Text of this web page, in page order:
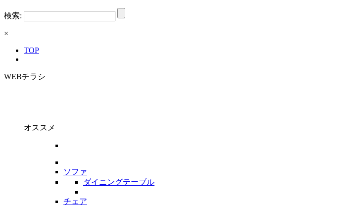
検索:
×
TOP
WEBチラシ
オススメ
ソファ
ダイニングテーブル
チェア